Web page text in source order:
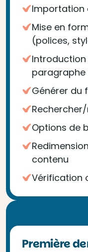
Importation
Mise en
(polices,
Générer du
Options de
contenu
Vérification
Première